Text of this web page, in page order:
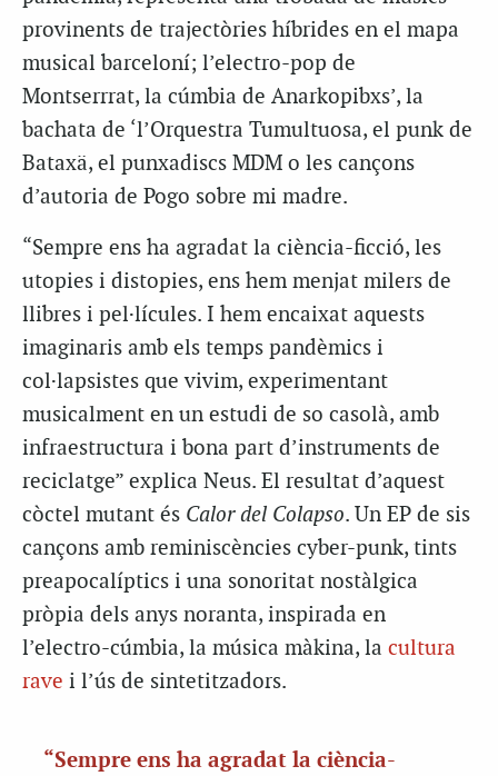
provinents de trajectòries híbrides en el mapa
musical barceloní; l’electro-pop de
Montserrrat, la cúmbia de Anarkopibxs’, la
bachata de ‘l’Orquestra Tumultuosa, el punk de
Bataxä, el punxadiscs MDM o les cançons
d’autoria de Pogo sobre mi madre.
“Sempre ens ha agradat la ciència-ficció, les
utopies i distopies, ens hem menjat milers de
llibres i pel·lícules. I hem encaixat aquests
imaginaris amb els temps pandèmics i
col·lapsistes que vivim, experimentant
musicalment en un estudi de so casolà, amb
infraestructura i bona part d’instruments de
reciclatge” explica Neus. El resultat d’aquest
còctel mutant és Calor del Colapso. Un EP de sis
cançons amb reminiscències cyber-punk, tints
preapocalíptics i una sonoritat nostàlgica
pròpia dels anys noranta, inspirada en
l’electro-cúmbia, la música màkina, la cultura
rave i l’ús de sintetitzadors.
“Sempre ens ha agradat la ciència-